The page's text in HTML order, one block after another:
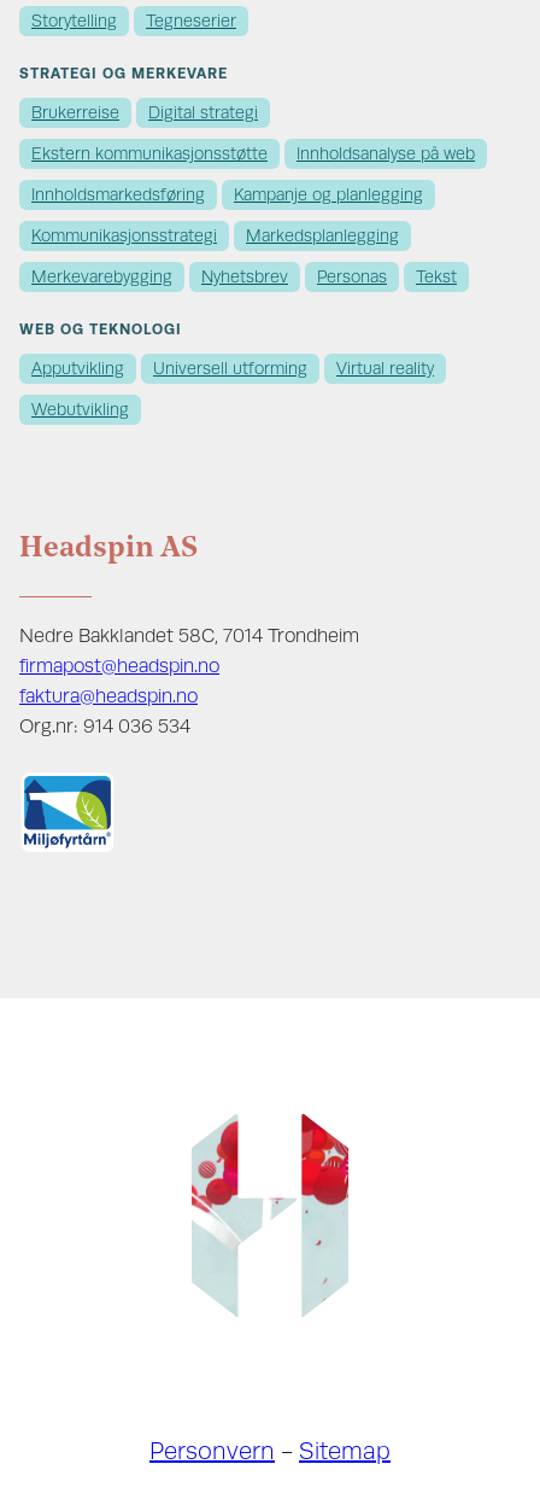
Storytelling Tegneserier
STRATEGI OG MERKEVARE
Brukerreise Digital strategi
Ekstern kommunikasjons­støtte Innholdsanalyse på web
Innholds­markedsføring Kampanje og planlegging
Kommunikasjons­strategi Markedsplanlegging
Merkevare­bygging Nyhetsbrev Personas Tekst
WEB OG TEKNOLOGI
Apputvikling Universell utforming Virtual reality
Webutvikling
Headspin AS
Nedre Bakklandet 58C, 7014 Trondheim
firmapost@headspin.no
faktura@headspin.no
Org.nr: 914 036 534
Personvern - Sitemap